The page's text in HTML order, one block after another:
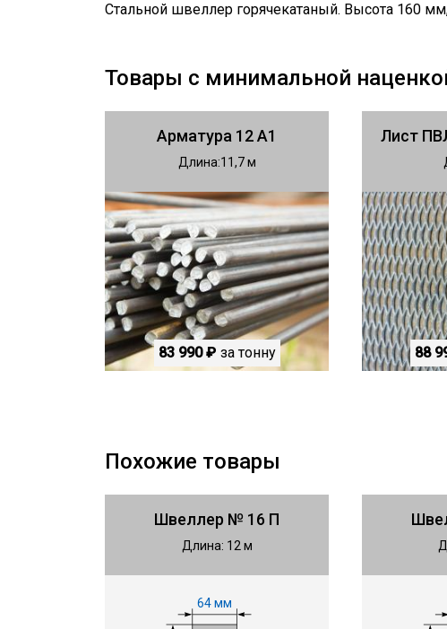
Стальной швеллер горячекатаный. Высота 160
Товары с минимальной
Арматура 12 А1
Длина 11,7
83 990 ₽ за тонну
Лист
88
Похожие товары
Швеллер № 16 П
Длина: 12 м
64 мм